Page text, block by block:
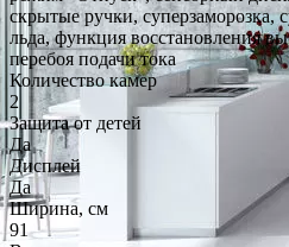
скрытые ручки, суперзаморозка,
льда, функция восстановления
перебоя подачи тока
Количество камер
2
Защита от детей
Да
Дисплей
Да
Ширина, см
91